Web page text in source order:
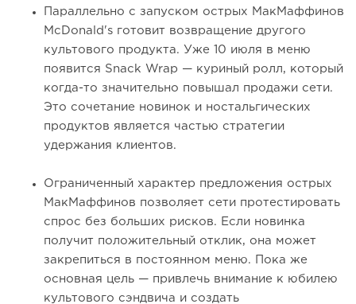
Параллельно с запуском острых МакМаффинов
McDonald's готовит возвращение другого
культового продукта. Уже 10 июля в меню
появится Snack Wrap — куриный ролл, который
когда-то значительно повышал продажи сети.
Это сочетание новинок и ностальгических
продуктов является частью стратегии
удержания клиентов.
Ограниченный характер предложения острых
МакМаффинов позволяет сети протестировать
спрос без больших рисков. Если новинка
получит положительный отклик, она может
закрепиться в постоянном меню. Пока же
основная цель — привлечь внимание к юбилею
культового сэндвича и создать